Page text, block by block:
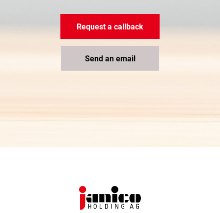
Request a callback
Send an email